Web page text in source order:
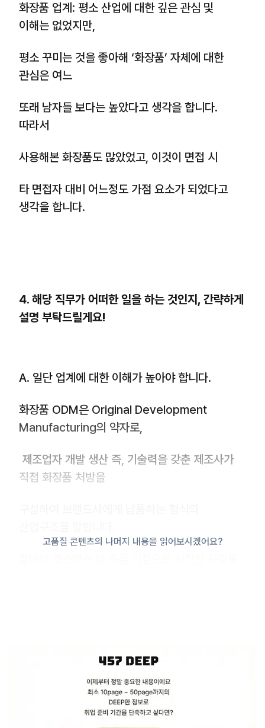
화장품 업계: 평소 산업에 대한 깊은 관심 및
이해는 없었지만,
평소 꾸미는 것을 좋아해 ‘화장품’ 자체에 대한
관심은 여느
또래 남자들 보다는 높았다고 생각을 합니다.
따라서
사용해본 화장품도 많았었고, 이것이 면접 시
타 면접자 대비 어느정도 가점 요소가 되었다고
생각을 합니다.
4. 해당 직무가 어떠한 일을 하는 것인지, 간략하게
설명 부탁드릴게요!
A. 일단 업계에 대한 이해가 높아야 합니다.
화장품 ODM은 Original Development
Manufacturing의 약자로,
제조업자 개발 생산 즉, 기술력을 갖춘 제조사가
직접 화장품 처방을
고품질 콘텐츠의 나머지 내용을 읽어보시겠어요?